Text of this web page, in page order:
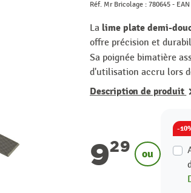
Réf. Mr Bricolage : 780645 -
La lime plate demi-
offre précision et
Sa poignée bimatière
d'utilisation accru lors
Description de produit
929 ou
-